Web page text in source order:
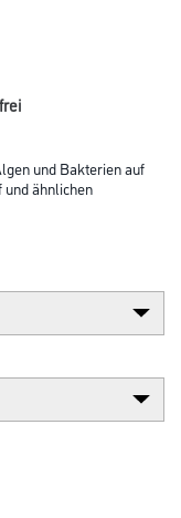
und Bakterien auf
ähnlichen